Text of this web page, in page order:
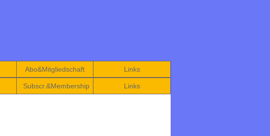
Abo&Mitgliedschaft Links
Subscr.&Membership Links